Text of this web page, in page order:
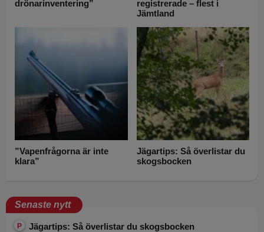
drönarinventering”
registrerade – flest i
Jämtland
”Vapenfrågorna är inte
klara”
Jägartips: Så överlistar du
skogsbocken
Senaste nytt
P Jägartips: Så överlistar du skogsbocken